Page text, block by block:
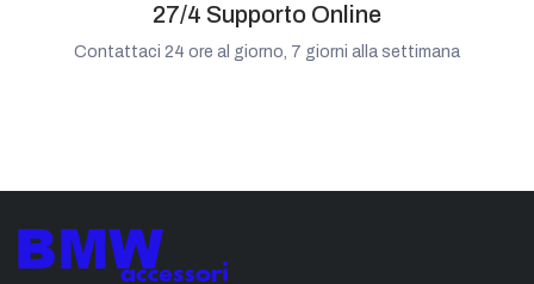
27/4 Supporto Online
Contattaci 24 ore al giorno, 7 giorni alla settimana